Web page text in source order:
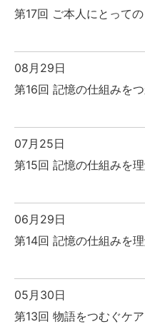
第17回 ご本人にとって
08月29日
第16回 記憶の仕組みを
07月25日
第15回 記憶の仕組みを理
06月29日
第14回 記憶の仕組みを
05月30日
第13回 物語をつむぐケア